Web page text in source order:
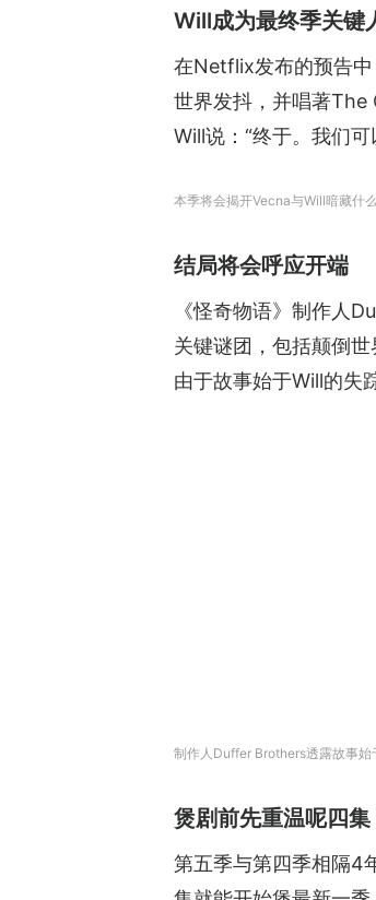
Will成为最终季关键
在Netflix发布的预告中
世界发抖，并唱著The
Will说：“终于。我们
本季将会揭开Vecna与Will暗藏什
结局将会呼应开端
《怪奇物语》制作人
关键谜团，包括颠倒
由于故事始于Will的失
制作人Duffer Brothers透露故事始
煲剧前先重温呢四集
第五季与第四季相隔4